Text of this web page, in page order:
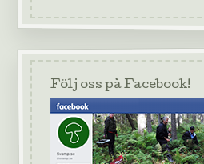
Följ oss på Facebook!